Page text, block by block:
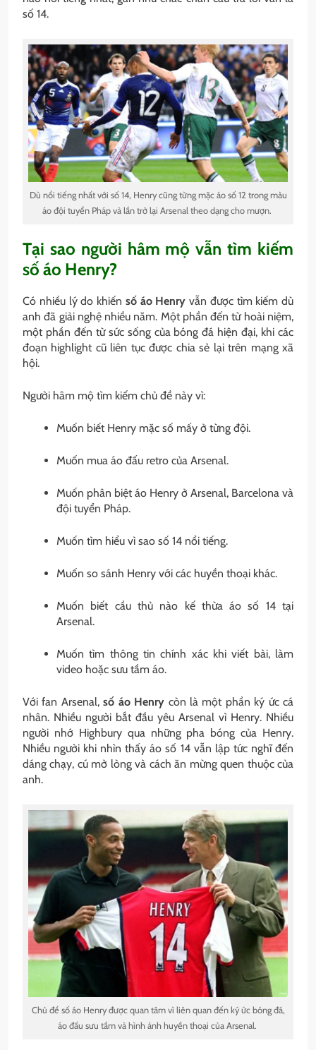
số 14.
Dù nổi tiếng nhất với số 14, Henry cũng từng mặc áo số 12 trong màu
áo đội tuyển Pháp và lần trở lại Arsenal theo dạng cho mượn.
Tại sao người hâm mộ vẫn tìm kiếm
số áo Henry?
Có nhiều lý do khiến số áo Henry vẫn được tìm kiếm dù
anh đã giải nghệ nhiều năm. Một phần đến từ hoài niệm,
một phần đến từ sức sống của bóng đá hiện đại, khi các
đoạn highlight cũ liên tục được chia sẻ lại trên mạng xã
hội.
Người hâm mộ tìm kiếm chủ đề này vì:
Muốn biết Henry mặc số mấy ở từng đội.
Muốn mua áo đấu retro của Arsenal.
Muốn phân biệt áo Henry ở Arsenal, Barcelona và
đội tuyển Pháp.
Muốn tìm hiểu vì sao số 14 nổi tiếng.
Muốn so sánh Henry với các huyền thoại khác.
Muốn biết cầu thủ nào kế thừa áo số 14 tại
Arsenal.
Muốn tìm thông tin chính xác khi viết bài, làm
video hoặc sưu tầm áo.
Với fan Arsenal,số áo Henry còn là một phần ký ức cá
nhân. Nhiều người bắt đầu yêu Arsenal vì Henry. Nhiều
người nhớ Highbury qua những pha bóng của Henry.
Nhiều người khi nhìn thấy áo số 14 vẫn lập tức nghĩ đến
dáng chạy, cú mở lòng và cách ăn mừng quen thuộc của
anh.
Chủ đề số áo Henry được quan tâm vì liên quan đến ký ức bóng đá,
áo đấu sưu tầm và hình ảnh huyền thoại của Arsenal.